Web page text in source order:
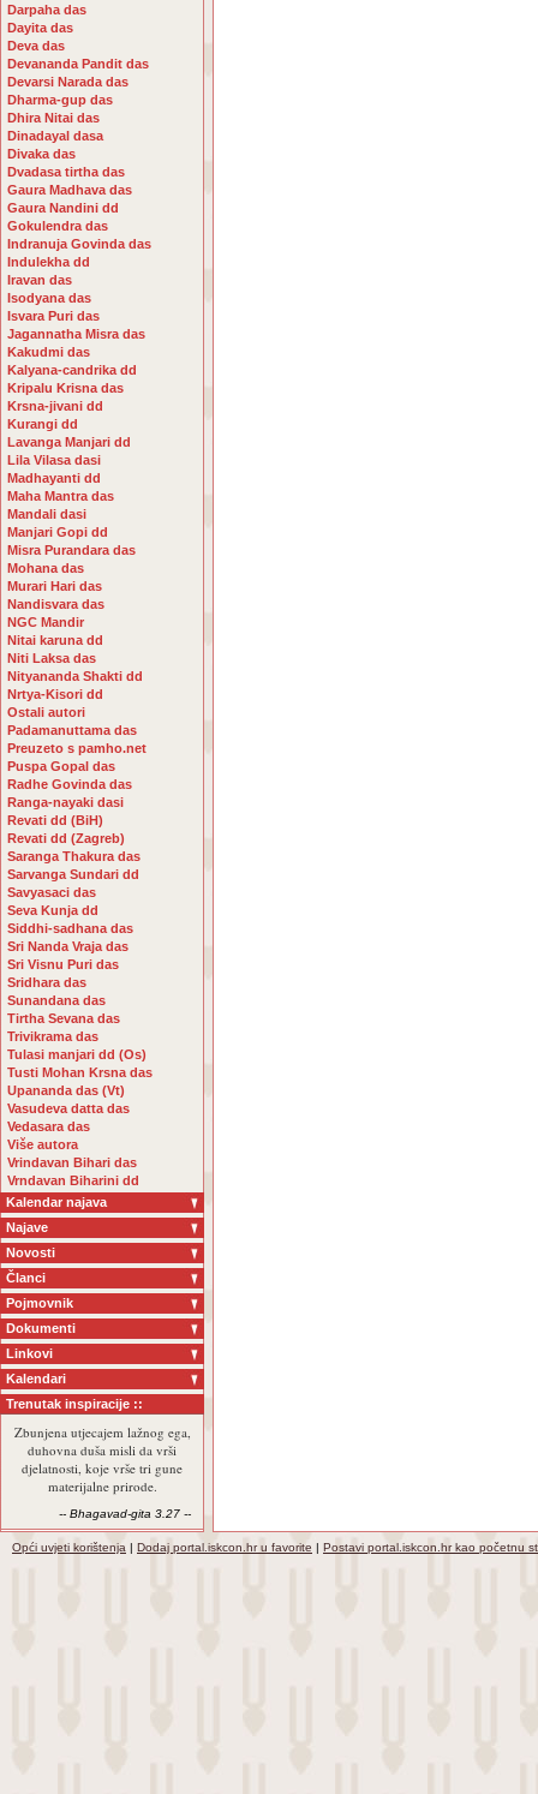
Darpaha das
Dayita das
Deva das
Devananda Pandit das
Devarsi Narada das
Dharma-gup das
Dhira Nitai das
Dinadayal dasa
Divaka das
Dvadasa tirtha das
Gaura Madhava das
Gaura Nandini dd
Gokulendra das
Indranuja Govinda das
Indulekha dd
Iravan das
Isodyana das
Isvara Puri das
Jagannatha Misra das
Kakudmi das
Kalyana-candrika dd
Kripalu Krisna das
Krsna-jivani dd
Kurangi dd
Lavanga Manjari dd
Lila Vilasa dasi
Madhayanti dd
Maha Mantra das
Mandali dasi
Manjari Gopi dd
Misra Purandara das
Mohana das
Murari Hari das
Nandisvara das
NGC Mandir
Nitai karuna dd
Niti Laksa das
Nityananda Shakti dd
Nrtya-Kisori dd
Ostali autori
Padamanuttama das
Preuzeto s pamho.net
Puspa Gopal das
Radhe Govinda das
Ranga-nayaki dasi
Revati dd (BiH)
Revati dd (Zagreb)
Saranga Thakura das
Sarvanga Sundari dd
Savyasaci das
Seva Kunja dd
Siddhi-sadhana das
Sri Nanda Vraja das
Sri Visnu Puri das
Sridhara das
Sunandana das
Tirtha Sevana das
Trivikrama das
Tulasi manjari dd (Os)
Tusti Mohan Krsna das
Upananda das (Vt)
Vasudeva datta das
Vedasara das
Više autora
Vrindavan Bihari das
Vrndavan Biharini dd
Kalendar najava
Najave
Novosti
Članci
Pojmovnik
Dokumenti
Linkovi
Kalendari
Trenutak inspiracije ::
Zbunjena utjecajem lažnog ega,
duhovna duša misli da vrši
djelatnosti, koje vrše tri gune
materijalne prirode.
-- Bhagavad-gita 3.27 --
Opći uvjeti korištenja | Dodaj portal.iskcon.hr u favorite | Postavi portal.iskcon.hr kao početnu